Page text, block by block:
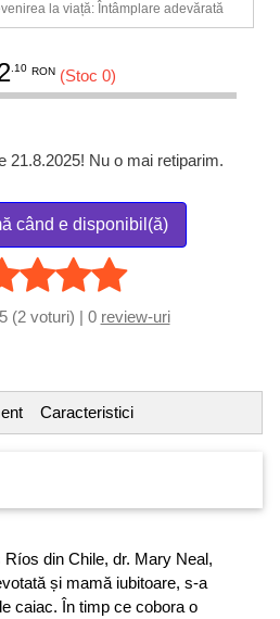
la viață: Întâmplare adevărată
.10 RON (Stoc 0)
21.8.2025! Nu o mai retiparim.
când e disponibil(ă)
(2 voturi) | 0 review-uri
Caracteristici
din Chile, dr. Mary Neal,
și mamă iubitoare, s-a
caiac. În timp ce cobora o